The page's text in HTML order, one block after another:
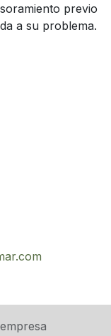
previo
a su problema.